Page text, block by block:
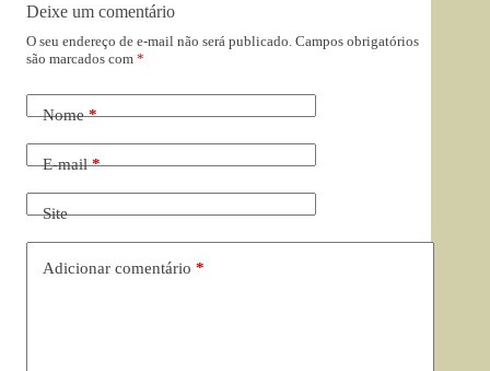
Deixe um comentário
O seu endereço de e-mail não será publicado. Campos obrigatórios
são marcados com *
Nome*
E-mail*
Site
Adicionar comentário *